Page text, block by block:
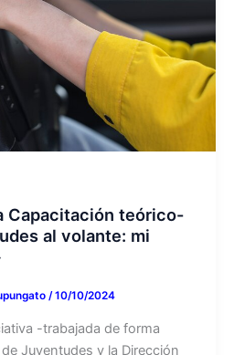
Capacitación teórico-
al volante: mi
/10/10/2024
-trabajada de forma
Juventudes y la Dirección